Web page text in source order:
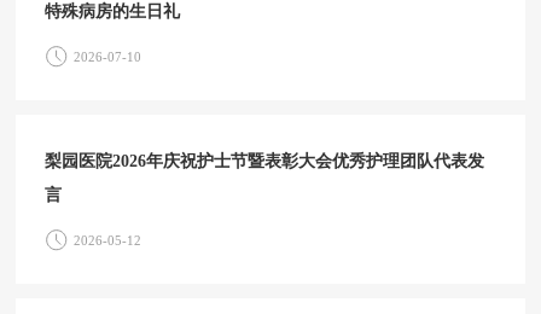
特殊病房的生日礼
2026-07-10
梨园医院2026年庆祝护士节暨表彰大会优秀护理团队代表发
言
2026-05-12